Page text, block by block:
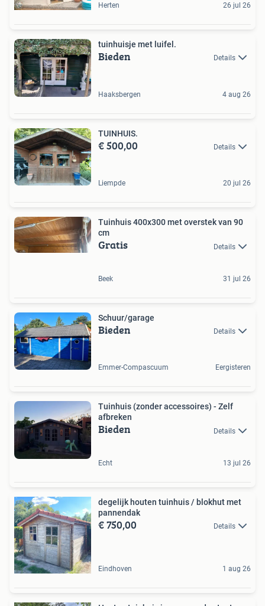
Herten 26 jul 26
tuinhuisje met luifel.
Bieden Details
Haaksbergen 4 aug 26
TUINHUIS.
€ 500,00 Details
Liempde 20 jul 26
Tuinhuis 400x300 met overstek van 90
cm
Gratis Details
Beek 31 jul 26
Schuur/garage
Bieden Details
Emmer-Compascuum Eergisteren
Tuinhuis (zonder accessoires) - Zelf
afbreken
Bieden Details
Echt 13 jul 26
degelijk houten tuinhuis / blokhut met
pannendak
€ 750,00 Details
Eindhoven 1 aug 26